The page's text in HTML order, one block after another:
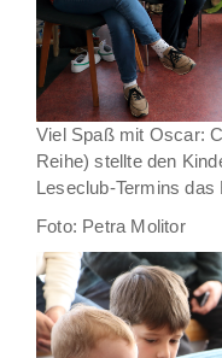
Viel Spaß mit Oscar:
Reihe) stellte den
Leseclub-Termins das
Foto: Petra Molitor